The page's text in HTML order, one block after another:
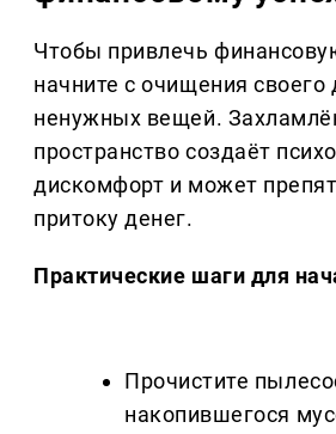
Чтобы привлечь
начните с очищения своего
ненужных вещей.
пространство создаёт
дискомфорт и может
притоку денег.
Практические шаги для
Прочистите
накопившегося